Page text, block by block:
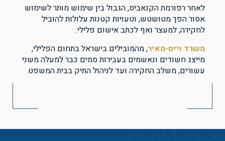
לאחר רפורמת הקנאביס, הגבול בין שימוש מותר לשימוש
אסור הפך מטושטש, וטעויות קטנות עלולות להוביל
לחקירה, למעצר ואף לכתב אישום פלילי.
משרד וייס-מאיר, מהמובילים בישראל בתחום הפלילי,
מייצג חשודים ונאשמים בעבירות סמים כבר למעלה משני
עשורים, משלב החקירה ועד לניהול התיק בבית המשפט.